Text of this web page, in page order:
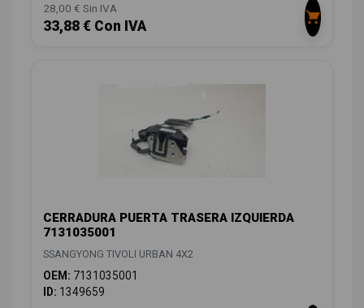
28,00 € Sin IVA
33,88 € Con IVA
CERRADURA PUERTA TRASERA IZQUIERDA
7131035001
SSANGYONG TIVOLI URBAN 4X2
OEM: 7131035001
ID: 1349659